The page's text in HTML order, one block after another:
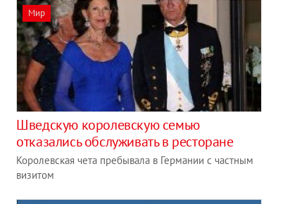
Мир
Шведскую королевскую семью
отказались обслуживать в ресторане
Королевская чета пребывала в Германии с частным
визитом